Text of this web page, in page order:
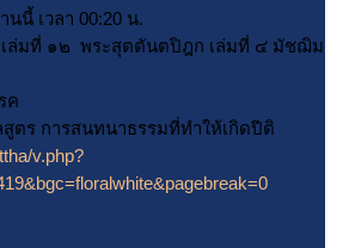
นนี้ เวลา 00:20 น.
๑๒ พระสุตตันตปิฎก เล่มที่ ๔ มัชฌิม
การสนทนาธรรมที่ทำให้เกิดปีติ
v.php?